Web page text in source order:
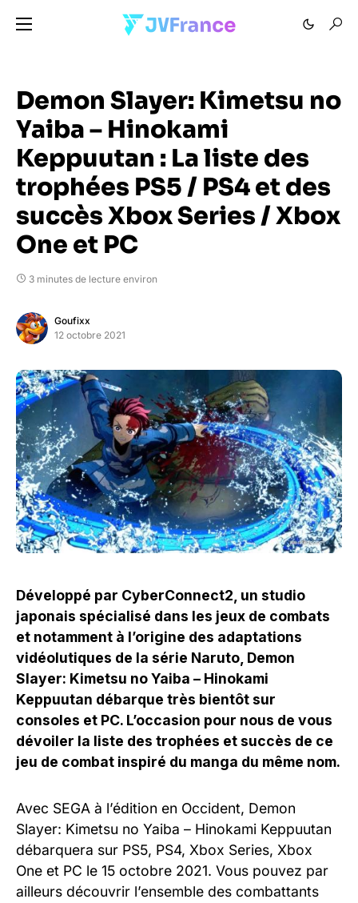
Demon Slayer: Kimetsu no
Yaiba – Hinokami
Keppuutan : La liste des
trophées PS5 / PS4 et des
succès Xbox Series / Xbox
One et PC
3 minutes de lecture environ
Goufixx
12 octobre 2021
Développé par CyberConnect2, un studio
japonais spécialisé dans les jeux de combats
et notamment à l’origine des adaptations
vidéolutiques de la série Naruto, Demon
Slayer: Kimetsu no Yaiba – Hinokami
Keppuutan débarque très bientôt sur
consoles et PC. L’occasion pour nous de vous
dévoiler la liste des trophées et succès de ce
jeu de combat inspiré du manga du même nom.
Avec SEGA à l’édition en Occident, Demon
Slayer: Kimetsu no Yaiba – Hinokami Keppuutan
débarquera sur PS5, PS4, Xbox Series, Xbox
One et PC le 15 octobre 2021. Vous pouvez par
ailleurs découvrir l’ensemble des combattants